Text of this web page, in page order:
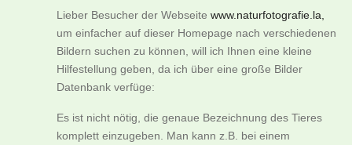
Lieber Besucher der Webseite www.naturfotografie.la,
um einfacher auf dieser Homepage nach verschiedenen
Bildern suchen zu können, will ich Ihnen eine kleine
Hilfestellung geben, da ich über eine große Bilder
Datenbank verfüge:
Es ist nicht nötig, die genaue Bezeichnung des Tieres
komplett einzugeben. Man kann z.B. bei einem